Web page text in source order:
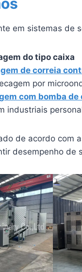
em sistemas de
do tipo caixa
de correia
por
com bomba de
industriais
de acordo com
desempenho de